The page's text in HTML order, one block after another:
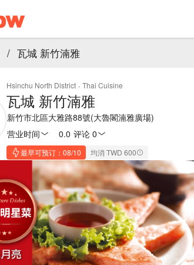
/ 瓦城 新竹湳雅
Hsinchu North District · Thai Cuisine
瓦城 新竹湳雅
新竹市北區大雅路88號(大魯閣湳雅廣場)
营业时间
0.0 评论 0
最早可预订：08/10 均消 TWD 600